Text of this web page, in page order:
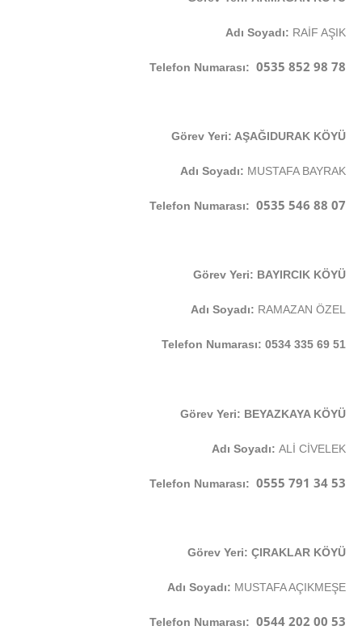
Adı Soyadı: RAİF AŞIK
Telefon Numarası: 0535 852 98 78
Görev Yeri: AŞAĞIDURAK KÖYÜ
Adı Soyadı: MUSTAFA BAYRAK
Telefon Numarası: 0535 546 88 07
Görev Yeri: BAYIRCIK KÖYÜ
Adı Soyadı: RAMAZAN ÖZEL
Telefon Numarası: 0534 335 69 51
Görev Yeri: BEYAZKAYA KÖYÜ
Adı Soyadı: ALİ CİVELEK
Telefon Numarası: 0555 791 34 53
Görev Yeri: ÇIRAKLAR KÖYÜ
Adı Soyadı: MUSTAFA AÇIKMEŞE
Telefon Numarası: 0544 202 00 53